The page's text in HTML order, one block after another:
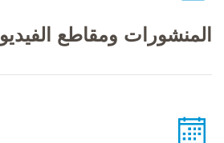
المنشورات ومقاطع الفيديو